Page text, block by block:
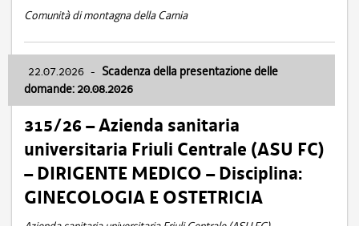
Comunità di montagna della Carnia
22.07.2026 - Scadenza della presentazione delle
domande: 20.08.2026
315/26 – Azienda sanitaria
universitaria Friuli Centrale (ASU FC)
– DIRIGENTE MEDICO – Disciplina:
GINECOLOGIA E OSTETRICIA